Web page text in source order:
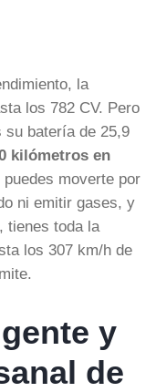
la
los 782 CV. Pero
su batería de 25,9
kilómetros en
moverte por
ni emitir gases, y
tienes toda la
los 307 km/h de
y
de